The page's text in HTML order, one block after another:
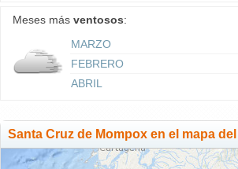
Meses más ventosos:
MARZO
FEBRERO
ABRIL
Santa Cruz de Mompox en el mapa